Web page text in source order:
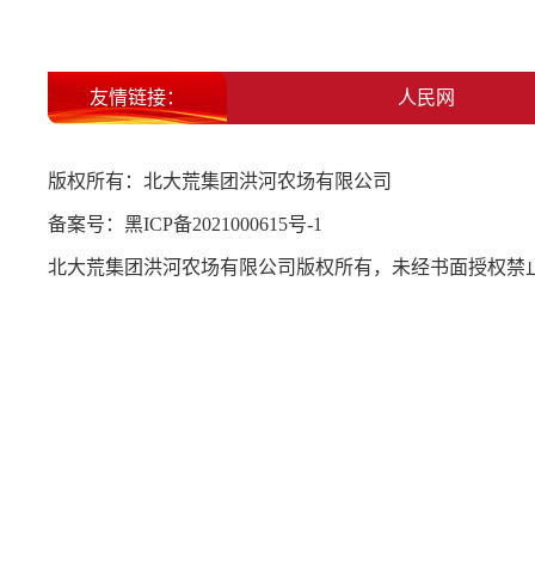
友情链接：北大荒集团 人民网
版权所有：北大荒集团洪河农场有限公司
备案号： 黑ICP备2021000615号-1
北大荒集团洪河农场有限公司版权所有，未经书面授权禁